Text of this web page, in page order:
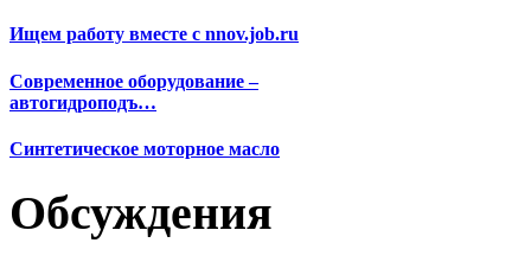
Ищем работу вместе с nnov.job.ru
Современное оборудование –
автогидроподъ…
Синтетическое моторное масло
Обсуждения